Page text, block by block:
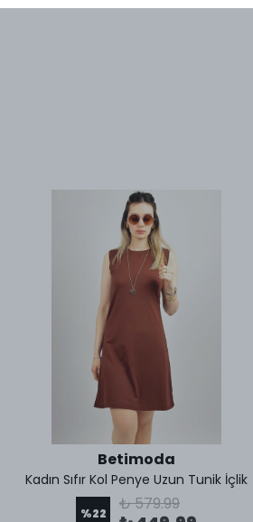
Betimoda
Kadın Sıfır Kol Penye Uzun Tunik İçlik
%22 ₺ 579.99